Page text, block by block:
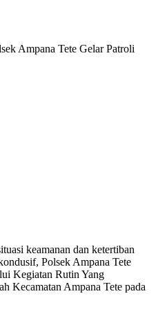
Ampana Tete Gelar Patroli
keamanan dan ketertiban
Polsek Ampana Tete
Kegiatan Rutin Yang
Kecamatan Ampana Tete pada